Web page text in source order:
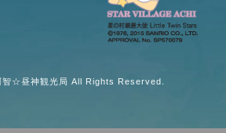
☆昼神観光局 All Rights Reserved.